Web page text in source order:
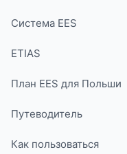
Система EES
ETIAS
План EES для Польши
Путеводитель
Как пользоваться